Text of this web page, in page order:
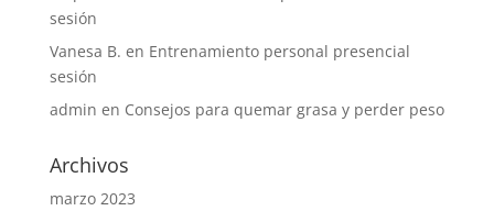
sesión
Vanesa B. en Entrenamiento personal presencial
sesión
admin en Consejos para quemar grasa y perder peso
Archivos
marzo 2023